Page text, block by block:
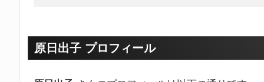
原日出子 プロフィール